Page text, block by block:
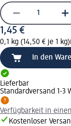
1,45 €
0,1 kg (14,50 € je 1 kg)
In den
Lieferbar
Standardversand 1-3
Verfügbarkeit in
Kostenloser